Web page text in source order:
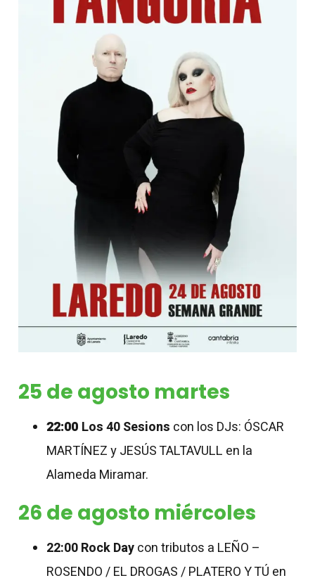
25 de agosto martes
22:00 Los 40 Sesions con los DJs: ÓSCAR
MARTÍNEZ y JESÚS TALTAVULL en la
Alameda Miramar.
26 de agosto miércoles
22:00Rock Daycon tributos a LEÑO –
ROSENDO / EL DROGAS / PLATERO Y TÚ en